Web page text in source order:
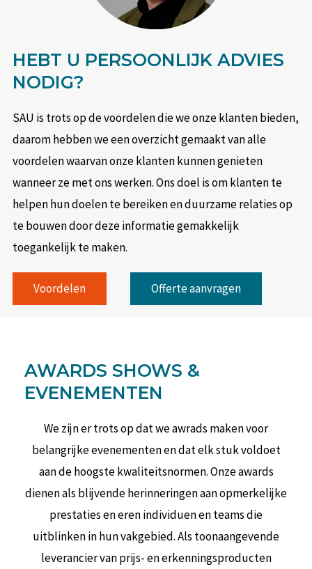
HEBT U PERSOONLIJK ADVIES
NODIG?
SAU is trots op de voordelen die we onze klanten bieden,
daarom hebben we een overzicht gemaakt van alle
voordelen waarvan onze klanten kunnen genieten
wanneer ze met ons werken. Ons doel is om klanten te
helpen hun doelen te bereiken en duurzame relaties op
te bouwen door deze informatie gemakkelijk
toegankelijk te maken.
Voordelen Offerte aanvragen
AWARDS SHOWS &
EVENEMENTEN
We zijn er trots op dat we awrads maken voor
belangrijke evenementen en dat elk stuk voldoet
aan de hoogste kwaliteitsnormen. Onze awards
dienen als blijvende herinneringen aan opmerkelijke
prestaties en eren individuen en teams die
uitblinken in hun vakgebied. Als toonaangevende
leverancier van prijs- en erkenningsproducten